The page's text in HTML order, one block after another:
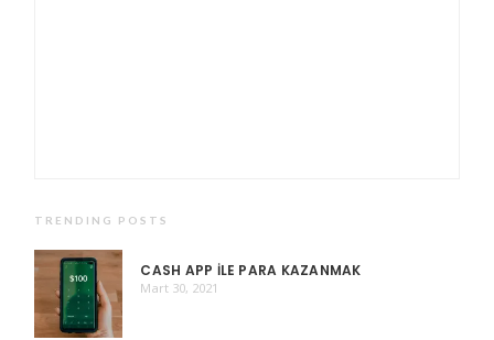
TRENDING POSTS
CASH APP ILE PARA KAZANMAK
Mart 30, 2021